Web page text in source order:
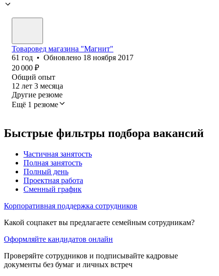
Товаровед магазина "Магнит"
61 год • Обновлено 18 ноября 2017
20 000 ₽
Общий опыт
12 лет 3 месяца
Другие резюме
Ещё 1 резюме
Быстрые фильтры подбора вакансий
Частичная занятость
Полная занятость
Полный день
Проектная работа
Сменный график
Корпоративная поддержка сотрудников
Какой соцпакет вы предлагаете семейным сотрудникам?
Оформляйте кандидатов онлайн
Проверяйте сотрудников и подписывайте кадровые
документы без бумаг и личных встреч